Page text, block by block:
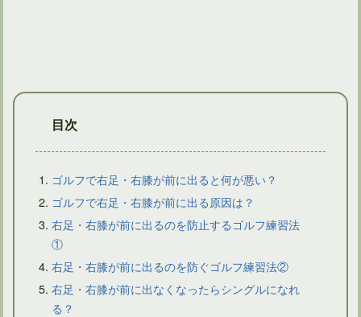
ドライバーショットでティーが後ろに飛ぶようなら問題あり？
目次
ゴルフで右足・右膝が前に出ると何が悪い？
ゴルフで右足・右膝が前に出る原因は？
右足・右膝が前に出るのを防止するゴルフ練習法
①
右足・右膝が前に出るのを防ぐゴルフ練習法②
右足・右膝が前に出なくなったらシングルになれ
る？